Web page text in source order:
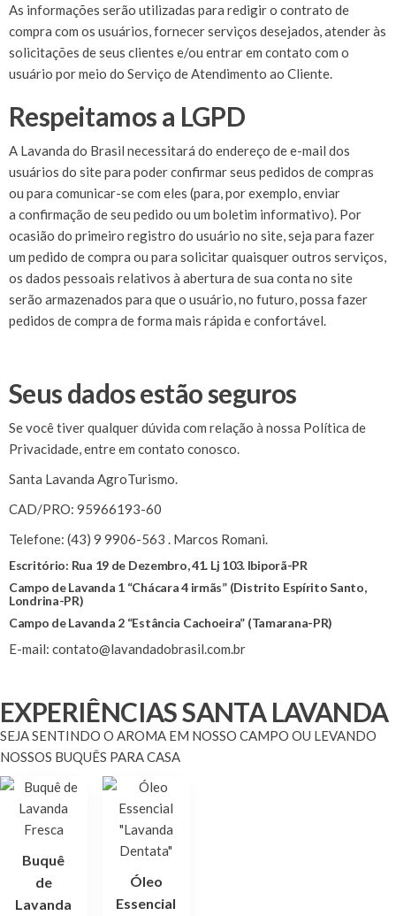
As informações serão utilizadas para redigir o contrato de
compra com os usuários, fornecer serviços desejados, atender às
solicitações de seus clientes e/ou entrar em contato com o
usuário por meio do Serviço de Atendimento ao Cliente.
Respeitamos a LGPD
A Lavanda do Brasil necessitará do endereço de e-mail dos
usuários do site para poder confirmar seus pedidos de compras
ou para comunicar-se com eles (para, por exemplo, enviar
a confirmação de seu pedido ou um boletim informativo). Por
ocasião do primeiro registro do usuário no site, seja para fazer
um pedido de compra ou para solicitar quaisquer outros serviços,
os dados pessoais relativos à abertura de sua conta no site
serão armazenados para que o usuário, no futuro, possa fazer
pedidos de compra de forma mais rápida e confortável.
Seus dados estão seguros
Se você tiver qualquer dúvida com relação à nossa Política de
Privacidade, entre em contato conosco.
Santa Lavanda AgroTurismo.
CAD/PRO: 95966193-60
Telefone: (43) 9 9906-563 . Marcos Romani.
Escritório: Rua 19 de Dezembro, 41. Lj 103. Ibiporã-PR
Campo de Lavanda 1 “Chácara 4 irmãs” (Distrito Espírito Santo,
Londrina-PR)
Campo de Lavanda 2 “Estância Cachoeira” (Tamarana-PR)
E-mail: contato@lavandadobrasil.com.br
EXPERIÊNCIAS SANTA LAVANDA
SEJA SENTINDO O AROMA EM NOSSO CAMPO OU LEVANDO
NOSSOS BUQUÊS PARA CASA
Buquê
de
Lavanda
Óleo
Essencial